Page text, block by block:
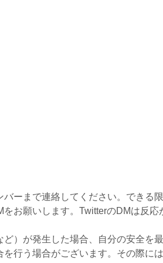
ーまで連絡してください。できる
お願いします。TwitterのDMは反応
）が発生した場合、自分の安全を
行う場合がございます。その際に